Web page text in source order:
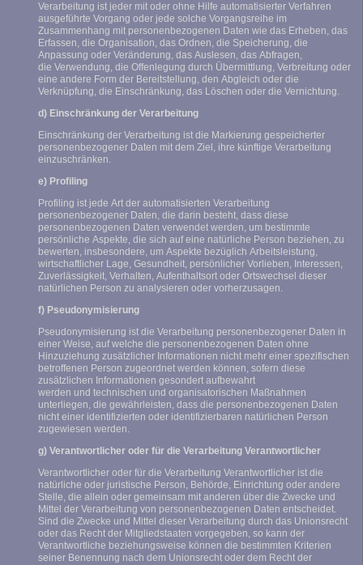
Verarbeitung ist jeder mit oder ohne Hilfe automatisierter Verfahren
ausgeführte Vorgang oder jede solche Vorgangsreihe im
Zusammenhang mit personenbezogenen Daten wie das Erheben, das
Erfassen, die Organisation, das Ordnen, die Speicherung, die
Anpassung oder Veränderung, das Auslesen, das Abfragen,
die Verwendung, die Offenlegung durch Übermittlung, Verbreitung oder
eine andere Form der Bereitstellung, den Abgleich oder die
Verknüpfung, die Einschränkung, das Löschen oder die Vernichtung.
d) Einschränkung der Verarbeitung
Einschränkung der Verarbeitung ist die Markierung gespeicherter
personenbezogener Daten mit dem Ziel, ihre künftige Verarbeitung
einzuschränken.
e) Profiling
Profiling ist jede Art der automatisierten Verarbeitung
personenbezogener Daten, die darin besteht, dass diese
personenbezogenen Daten verwendet werden, um bestimmte
persönliche Aspekte, die sich auf eine natürliche Person beziehen, zu
bewerten, insbesondere, um Aspekte bezüglich Arbeitsleistung,
wirtschaftlicher Lage, Gesundheit, persönlicher Vorlieben, Interessen,
Zuverlässigkeit, Verhalten, Aufenthaltsort oder Ortswechsel dieser
natürlichen Person zu analysieren oder vorherzusagen.
f) Pseudonymisierung
Pseudonymisierung ist die Verarbeitung personenbezogener Daten in
einer Weise, auf welche die personenbezogenen Daten ohne
Hinzuziehung zusätzlicher Informationen nicht mehr einer spezifischen
betroffenen Person zugeordnet werden können, sofern diese
zusätzlichen Informationen gesondert aufbewahrt
werden und technischen und organisatorischen Maßnahmen
unterliegen, die gewährleisten, dass die personenbezogenen Daten
nicht einer identifizierten oder identifizierbaren natürlichen Person
zugewiesen werden.
g) Verantwortlicher oder für die Verarbeitung Verantwortlicher
Verantwortlicher oder für die Verarbeitung Verantwortlicher ist die
natürliche oder juristische Person, Behörde, Einrichtung oder andere
Stelle, die allein oder gemeinsam mit anderen über die Zwecke und
Mittel der Verarbeitung von personenbezogenen Daten entscheidet.
Sind die Zwecke und Mittel dieser Verarbeitung durch das Unionsrecht
oder das Recht der Mitgliedstaaten vorgegeben, so kann der
Verantwortliche beziehungsweise können die bestimmten Kriterien
seiner Benennung nach dem Unionsrecht oder dem Recht der